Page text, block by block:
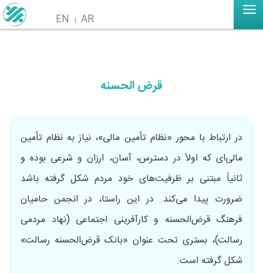
AR
EN
قرض الحسنه
در ارتباط با محور «نظام تأمین مالی»، نیاز به نظام تأمین
مالی‌ای که اولاً در دسترس، آسان، ارزان و شرعی بوده و
ثانیاً مبتنی بر ظرفیت‌های خود مردم شکل گرفته باشد
ضرورت پیدا می‌کند. در این راستا، در انجمن حامیان
فرهنگ قرض‌الحسنه و کارآفرینی اجتماعی (نهاد مردمی
‌رسالت)، بستری تحت عنوان «بانک قرض‌الحسنه رسالت»
شکل گرفته است.